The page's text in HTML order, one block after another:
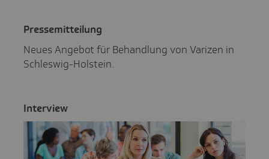
Pres­se­mit­tei­lung
Neues Angebot für Behandlung von Varizen in
Schleswig-Holstein.
Inter­view